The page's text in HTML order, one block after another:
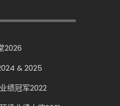
2026
& 2025
绩冠军2022